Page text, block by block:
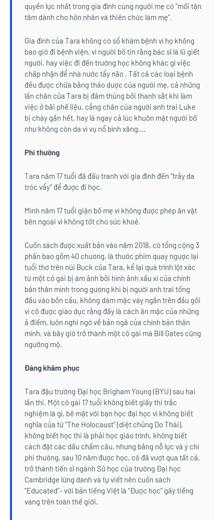
quyền lực nhất trong gia đình cùng người mẹ có “mối tận
tâm dành cho hôn nhân và thiên chức làm mẹ”.
Gia đình của Tara không có sổ khám bệnh vì họ không
bao giờ đi bệnh viện, vì người bố tin rằng bác sĩ là lũ giết
người, hay việc đi đến trường học không khác gì việc
chấp nhận để nhà nước tẩy não . Tất cả các loại bệnh
đều được chữa bằng thảo dược của người mẹ, cả những
lần chân của Tara bị đâm thủng bởi thanh sắt khi làm
việc ở bãi phế liệu, cẳng chân của người anh trai Luke
bị cháy gần hết, hay là ngay cả lúc khuôn mặt người bố
như không còn da vì vụ nổ bình xăng,…
Phi thường
Tara năm 17 tuổi đã đấu tranh với gia đình đến “trầy da
tróc vẩy” để được đi học.
Mình năm 17 tuổi giận bố mẹ vì không được phép ăn vặt
bên ngoài vì không tốt cho sức khoẻ.
Cuốn sách được xuất bản vào năm 2018, có tổng cộng 3
phần bao gồm 40 chương, là thước phim quay ngược lại
tuổi thơ trên núi Buck của Tara, kể lại quá trình lột xác
từ một cô gái bị ám ảnh bởi hình ảnh xấu xí của chính
bản thân mình trong gương khi bị người anh trai tống
đầu vào bồn cầu, không dám mặc váy ngắn trên đầu gối
vì cô được giáo dục rằng đấy là cách ăn mặc của những
ả điếm, luôn nghi ngờ về bản ngã của chính bản thân
mình, và bây giờ trở thành một cô gái mà Bill Gates cũng
ngưỡng mộ.
Đáng khâm phục
Tara đậu trường Đại học Brigham Young (BYU) sau hai
lần thi. Một cô gái 17 tuổi không biết giấy thi trắc
nghiệm là gì, bẽ mặt với bạn học đại học vì không biết
nghĩa của từ “The Holocaust” (diệt chủng Do Thái),
không biết học thi là phải học giáo trình, không biết
cách đặt các dấu chấm câu, nhưng bằng nỗ lực và ý chí
phi thường, sau 10 năm được học, cô đã vượt qua tất cả,
trở thành tiến sĩ ngành Sử học của trường Đại học
Cambridge lừng danh và tự viết nên cuốn sách
“Educated”- với bản tiếng Việt là “Được học” gây tiếng
vang trên toàn thế giới.